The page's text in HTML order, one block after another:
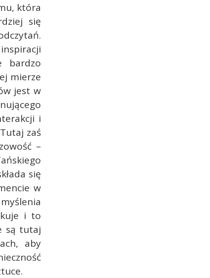
która
się
bardzo
mierze
jest w
i
zaś
–
się
w
i to
są tutaj
aby